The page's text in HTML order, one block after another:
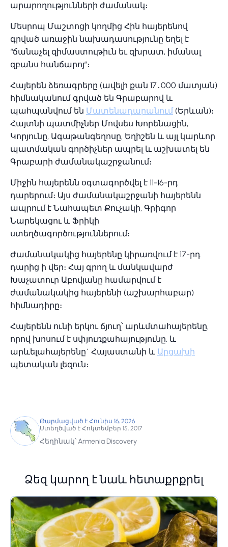
արարողությունների ժամանակ։
Մեսրոպ Մաշտոցի կողմից Հին հայերենով
գրված առաջին նախադասությունը եղել է
“ճանաչել զիմաստութիւն եւ զխրատ, իմանալ
զբանս հանճարոյ”։
Հայերեն ձեռագրերը (ավելի քան 17․000 մատյան)
հիմնականում գրված են Գրաբարով և
պահպանվում են Մատենադարանում(Երևան)։
Հայտնի պատմիչներ Մովսես Խորենացին,
Կորյունը, Ագաթանգեղոսը, Եղիշեն և այլ կարևոր
պատմական գործիչներ ապրել և աշխատել են
Գրաբարի ժամանակաշրջանում։
Միջին հայերենն օգտագործվել է 11-16-րդ
դարերում։ Այս ժամանակաշրջանի հայերենն
ապրում է Նահապետ Քուչակի, Գրիգոր
Նարեկացու և Ֆրիկի
ստեղծագործություններում։
Ժամանակակից հայերենը կիրառվում է 17-րդ
դարից ի վեր։ Հայ գրող և մանկավարժ
Խաչատուր Աբովյանը համարվում է
ժամանակակից հայերենի (աշխարհաբար)
հիմնադիրը։
Հայերենն ունի երկու ճյուղ՝ արևմտահայերենը,
որով խոսում է սփյուռքահայությունը, և
արևելահայերենը` Հայաստանի և Արցախի
պետական լեզուն։
Ստեղծված է Հոկտեմբեր 15, 2017
Թարմացված է Հունիս 16, 2026
Հեղինակ՝ Armenia Discovery
Ձեզ կարող է նաև հետաքրքրել